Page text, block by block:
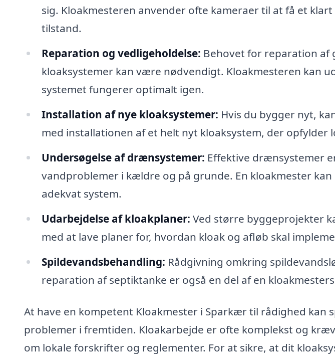
sig. Kloakmesteren anvender ofte kameraer til at få et
tilstand.
Reparation og vedligeholdelse: Behovet for reparation af
kloaksystemer kan være nødvendigt. Kloakmesteren kan
systemet fungerer optimalt igen.
Installation af nye kloaksystemer: Hvis du bygger nyt,
med installationen af et helt nyt kloaksystem, der opfylder
Undersøgelse af drænsystemer: Effektive drænsystemer
vandproblemer i kældre og på grunde. En kloakmester
adekvat system.
Udarbejdelse af kloakplaner: Ved større byggeprojekter
med at lave planer for, hvordan kloak og afløb skal
Spildevandsbehandling: Rådgivning omkring
reparation af septiktanke er også en del af en
At have en kompetent Kloakmester i Sparkær til rådighed kan
problemer i fremtiden. Kloakarbejde er ofte komplekst og
om lokale forskrifter og reglementer. For at sikre, at dit